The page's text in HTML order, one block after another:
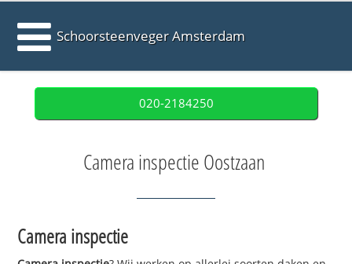
Schoorsteenveger Amsterdam
020-2184250
Camera inspectie Oostzaan
Camera inspectie